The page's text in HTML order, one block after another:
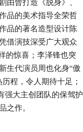
由曾打造《脱身》、
品的美术指导全荣哲
品的著名造型设计陈
借演技深受广大观众
的惊喜；李泽锋也突
生代演员周也化身“傲
程，令人期待十足；
强大主创团队的保驾护
之作。